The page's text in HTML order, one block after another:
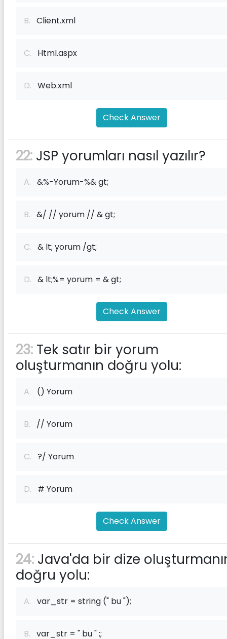
B. Client.xml
C. Html.aspx
D. Web.xml
Check Answer
22: JSP yorumları nasıl yazılır?
A. &%-Yorum-%& gt;
B. &/ // yorum // & gt;
C. & lt; yorum /gt;
D. & lt;%= yorum = & gt;
Check Answer
23: Tek satır bir yorum
oluşturmanın doğru yolu:
A. () Yorum
B. // Yorum
C. ?/ Yorum
D. # Yorum
Check Answer
24: Java'da bir dize
doğru yolu:
A. var_str = string (" bu ");
B. var_str = " bu " ;;